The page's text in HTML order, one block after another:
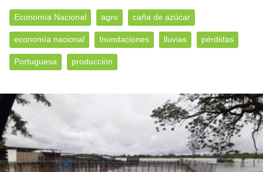
Economía Nacional agro caña de azúcar
economía nacional Inundaciones lluvias pérdidas
Portuguesa producción